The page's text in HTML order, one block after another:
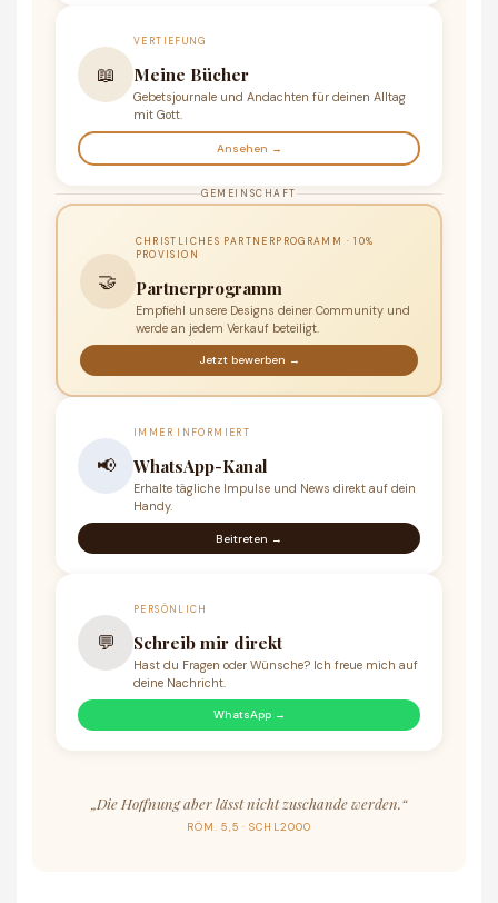
📖
VERTIEFUNG
Meine Bücher
Gebetsjournale und Andachten für deinen Alltag
mit Gott.
Ansehen →
GEMEINSCHAFT
🤝
CHRISTLICHES PARTNERPROGRAMM · 10%
PROVISION
Partnerprogramm
Empfiehl unsere Designs deiner Community und
werde an jedem Verkauf beteiligt.
Jetzt bewerben →
📢
IMMER INFORMIERT
WhatsApp-Kanal
Erhalte tägliche Impulse und News direkt auf dein
Handy.
Beitreten →
💬
PERSÖNLICH
Schreib mir direkt
Hast du Fragen oder Wünsche? Ich freue mich auf
deine Nachricht.
WhatsApp →
„Die Hoffnung aber lässt nicht zuschande werden.“
RÖM. 5,5 · SCHL2000